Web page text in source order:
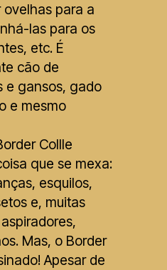
ovelhas para a
las para os
etc. É
cão de
e gansos, gado
e mesmo
Collle
que se mexa:
esquilos,
e, muitas
Mas, o Border
Apesar de